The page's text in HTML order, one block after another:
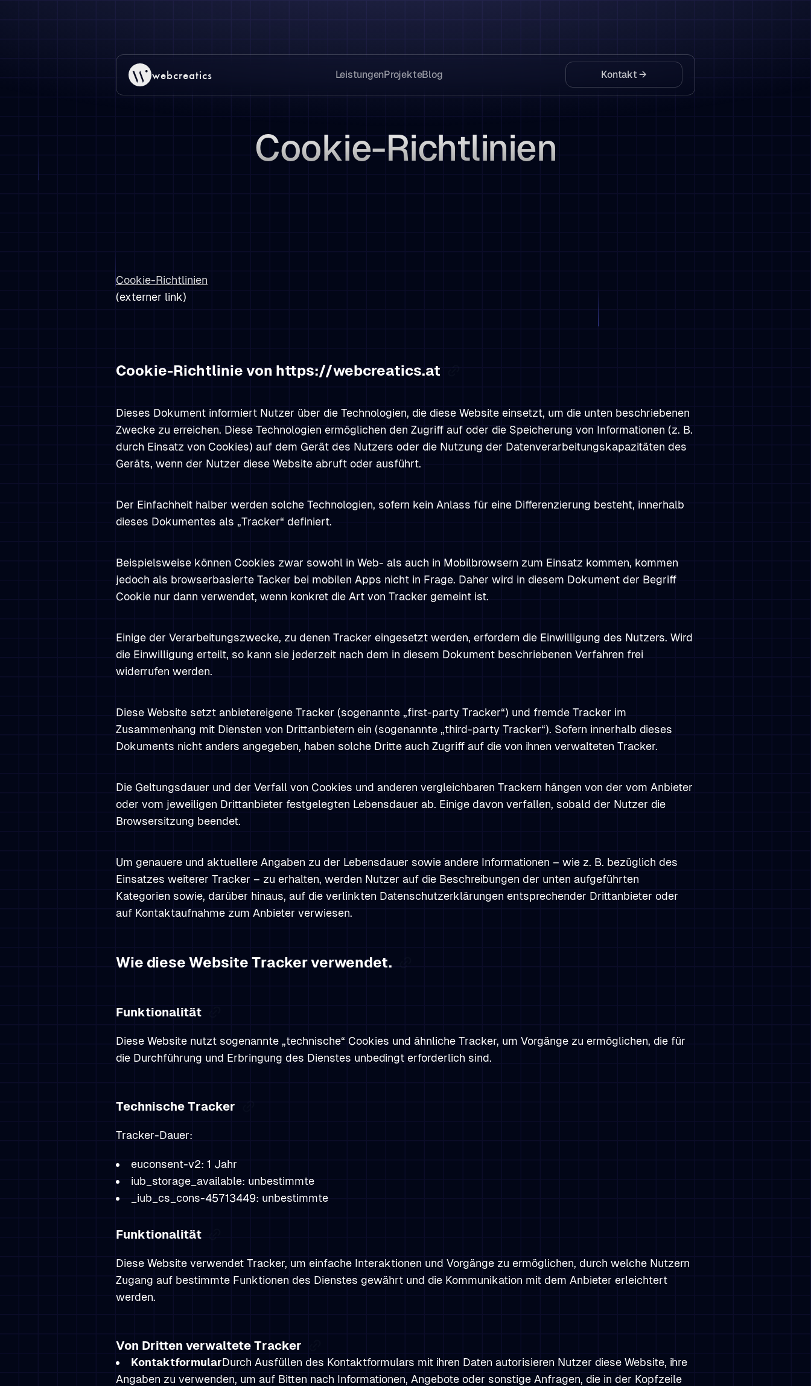
webcreatics LeistungenProjekteBlog Kontakt →
Cookie-Richtlinien
Cookie-Richtlinien
(externer link)
Cookie-Richtlinie von https://webcreatics.at
Dieses Dokument informiert Nutzer über die Technologien, die diese Website einsetzt, um die unten beschriebenen
Zwecke zu erreichen. Diese Technologien ermöglichen den Zugriff auf oder die Speicherung von Informationen (z. B.
durch Einsatz von Cookies) auf dem Gerät des Nutzers oder die Nutzung der Datenverarbeitungskapazitäten des
Geräts, wenn der Nutzer diese Website abruft oder ausführt.
Der Einfachheit halber werden solche Technologien, sofern kein Anlass für eine Differenzierung besteht, innerhalb
dieses Dokumentes als „Tracker“ definiert.
Beispielsweise können Cookies zwar sowohl in Web- als auch in Mobilbrowsern zum Einsatz kommen, kommen
jedoch als browserbasierte Tacker bei mobilen Apps nicht in Frage. Daher wird in diesem Dokument der Begriff
Cookie nur dann verwendet, wenn konkret die Art von Tracker gemeint ist.
Einige der Verarbeitungszwecke, zu denen Tracker eingesetzt werden, erfordern die Einwilligung des Nutzers. Wird
die Einwilligung erteilt, so kann sie jederzeit nach dem in diesem Dokument beschriebenen Verfahren frei
widerrufen werden.
Diese Website setzt anbietereigene Tracker (sogenannte „first-party Tracker“) und fremde Tracker im
Zusammenhang mit Diensten von Drittanbietern ein (sogenannte „third-party Tracker“). Sofern innerhalb dieses
Dokuments nicht anders angegeben, haben solche Dritte auch Zugriff auf die von ihnen verwalteten Tracker.
Die Geltungsdauer und der Verfall von Cookies und anderen vergleichbaren Trackern hängen von der vom Anbieter
oder vom jeweiligen Drittanbieter festgelegten Lebensdauer ab. Einige davon verfallen, sobald der Nutzer die
Browsersitzung beendet.
Um genauere und aktuellere Angaben zu der Lebensdauer sowie andere Informationen – wie z. B. bezüglich des
Einsatzes weiterer Tracker – zu erhalten, werden Nutzer auf die Beschreibungen der unten aufgeführten
Kategorien sowie, darüber hinaus, auf die verlinkten Datenschutzerklärungen entsprechender Drittanbieter oder
auf Kontaktaufnahme zum Anbieter verwiesen.
Wie diese Website Tracker verwendet.
Funktionalität
Diese Website nutzt sogenannte „technische“ Cookies und ähnliche Tracker, um Vorgänge zu ermöglichen, die für
die Durchführung und Erbringung des Dienstes unbedingt erforderlich sind.
Technische Tracker
Tracker-Dauer:
euconsent-v2: 1 Jahr
iub_storage_available: unbestimmte
_iub_cs_cons-45713449: unbestimmte
Funktionalität
Diese Website verwendet Tracker, um einfache Interaktionen und Vorgänge zu ermöglichen, durch welche Nutzern
Zugang auf bestimmte Funktionen des Dienstes gewährt und die Kommunikation mit dem Anbieter erleichtert
werden.
Von Dritten verwaltete Tracker
KontaktformularDurch Ausfüllen des Kontaktformulars mit ihren Daten autorisieren Nutzer diese Website, ihre
Angaben zu verwenden, um auf Bitten nach Informationen, Angebote oder sonstige Anfragen, die in der Kopfzeile